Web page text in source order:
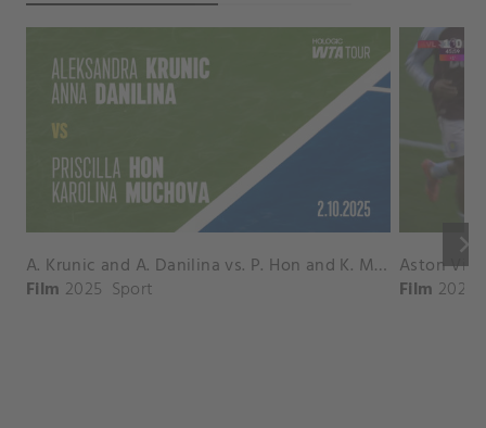
keyboard_arrow_right
A. Krunic and A. Danilina vs. P. Hon and K. Muchova Match Highlights - BEIJING_Capital Group Diamond ( October 02, 2025)
Film 2025 Sport Film 2026